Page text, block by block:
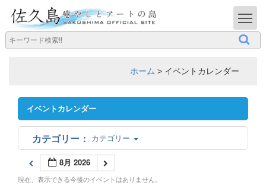
ホーム > イベントカレンダー
イベントカレンダー
カテゴリー
8月 2026
現在、表示できる今後のイベントはありません。